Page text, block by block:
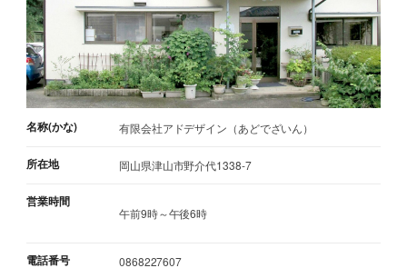
名称(かな) 有限会社アドデザイン（あどでざいん）
所在地 岡山県津山市野介代1338-7
営業時間
午前9時～午後6時
電話番号 0868227607